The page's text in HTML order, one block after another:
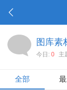
图库素
今日: 0 主
全部